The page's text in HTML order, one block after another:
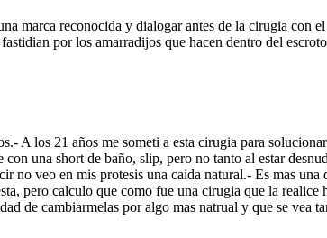
marca reconocida y dialogar antes de la cirugia con
por los amarradijos que hacen dentro del
A los 21 años me someti a esta cirugia para
una short de baño, slip, pero no tanto al estar
no veo en mis protesis una caida natural.- Es mas una
pero calculo que como fue una cirugia que la realice
de cambiarmelas por algo mas natrual y que se vea